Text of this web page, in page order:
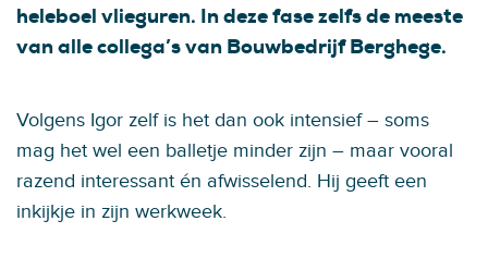
heleboel vlieguren. In deze fase zelfs de meeste
van alle collega’s van Bouwbedrijf Berghege.
Volgens Igor zelf is het dan ook intensief – soms
mag het wel een balletje minder zijn – maar vooral
razend interessant én afwisselend. Hij geeft een
inkijkje in zijn werkweek.